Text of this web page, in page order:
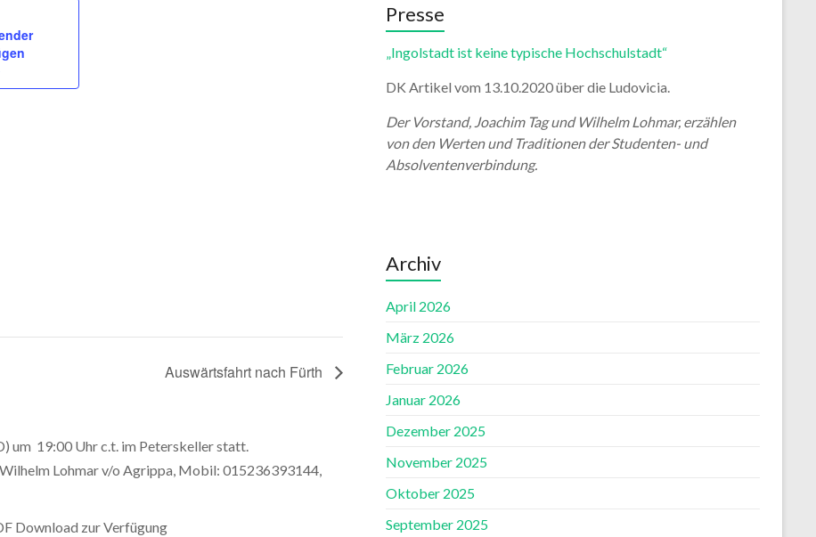
Auswärtsfahrt nach Fürth
um 19:00 Uhr c.t. im Peterskeller statt.
Lohmar v/o Agrippa, Mobil: 015236393144,
Download zur Verfügung
Presse
„Ingolstadt ist keine typische Hochschulstadt“
DK Artikel vom 13.10.2020 über die Ludovicia.
Der Vorstand, Joachim Tag und Wilhelm Lohmar, erzählen
von den Werten und Traditionen der Studenten- und
Absolventenverbindung.
Archiv
April 2026
März 2026
Februar 2026
Januar 2026
Dezember 2025
November 2025
Oktober 2025
September 2025